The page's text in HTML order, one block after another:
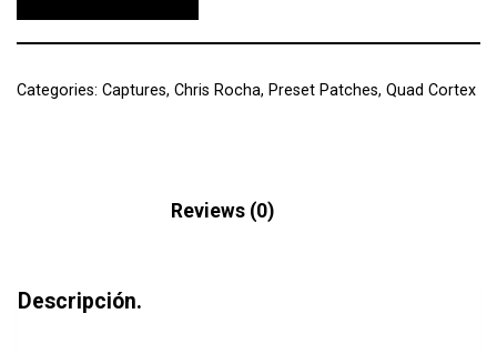
Categories: Captures, Chris Rocha, Preset Patches, Quad Cortex
Reviews (0)
Descripción.